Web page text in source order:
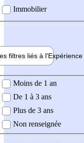
Immobilier
filtres liés à l'Expérience
demandée
Moins de 1 an
De 1 à 3 ans
Plus de 3 ans
Non renseignée